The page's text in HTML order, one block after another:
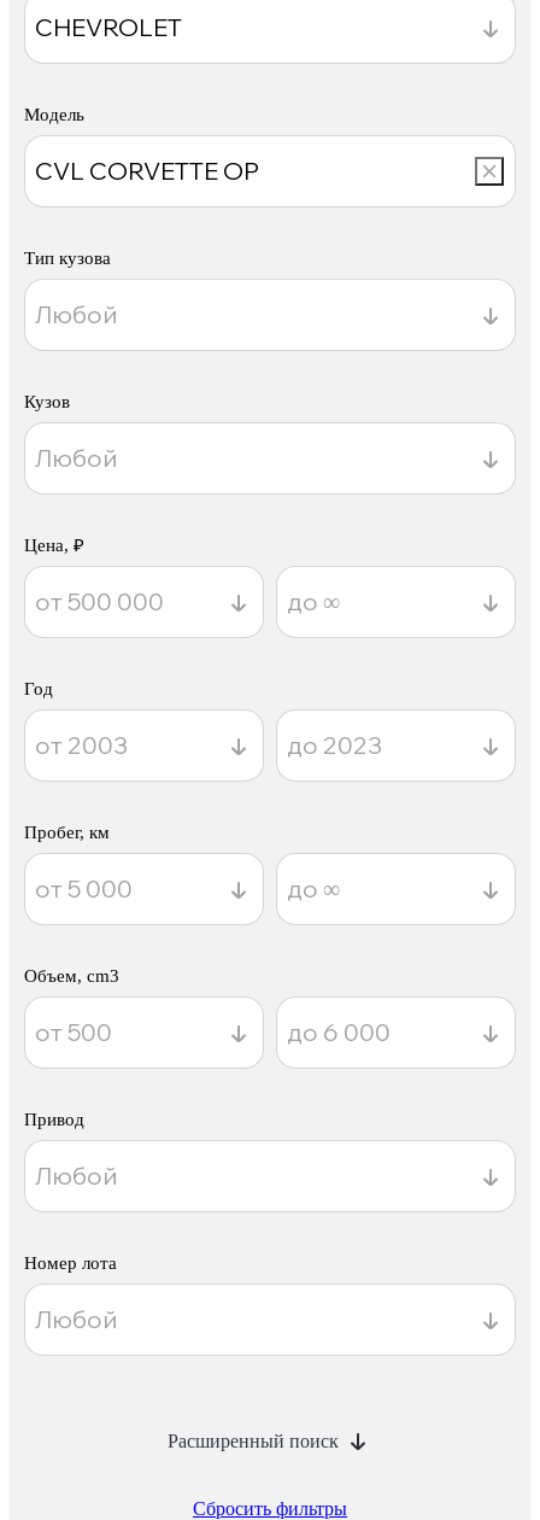
Модель
Тип кузова
Кузов
Цена, ₽
Год
Пробег, км
Объем, cm3
Привод
Номер лота
Расширенный поиск
Сбросить фильтры